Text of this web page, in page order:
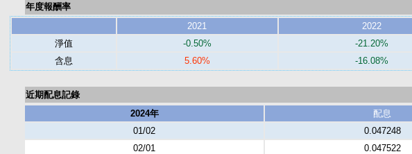
年度報酬率
2021
2022
淨值
-0.50% -21.20%
含息
5.60% -16.08%
近期配息記錄
2024年
配息
01/02
0.047248
02/01
0.047522